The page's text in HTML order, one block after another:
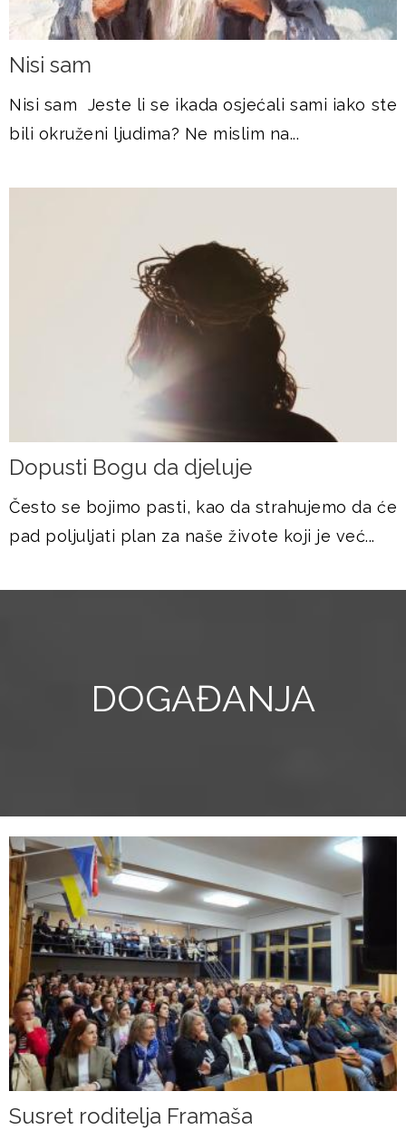
Nisi sam
Nisi sam Jeste li se ikada osjećali sami iako ste
bili okruženi ljudima? Ne mislim na...
Dopusti Bogu da djeluje
Često se bojimo pasti, kao da strahujemo da će
pad poljuljati plan za naše živote koji je već...
DOGAĐANJA
Susret roditelja Framaša